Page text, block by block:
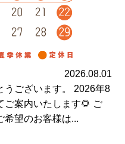
2026.08.01
うございます。 2026年8
ご案内いたします🌻 ご
希望のお客様は...